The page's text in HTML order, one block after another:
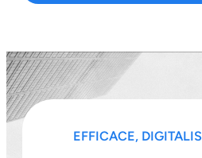
EFFICACE,